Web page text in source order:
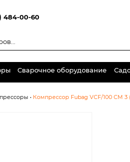
484-00-60
Сварочное оборудование
• Компрессор Fubag VCF/100 СM 3